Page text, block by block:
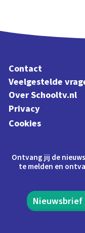
Contact
Veelgestelde
Over Schooltv.nl
Privacy
Cookies
Ontvang jij de
te melden en
Nieuwsbrief